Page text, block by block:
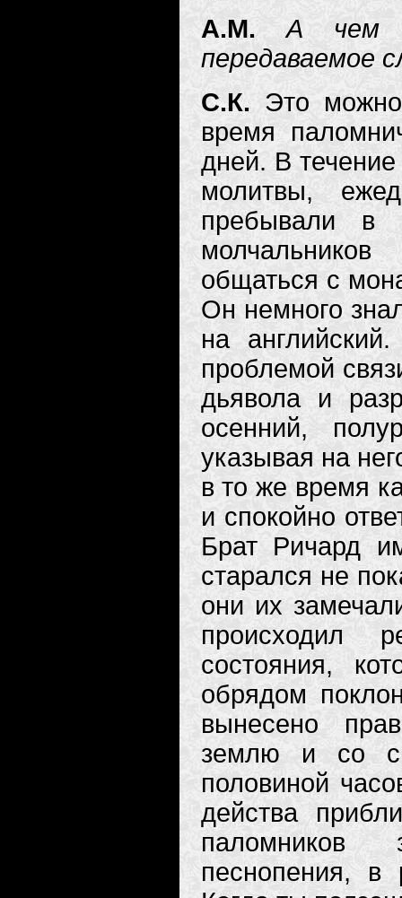
А.М.А чем
передаваемое
С.К. Это
время
дней. В
молитвы,
пребывали в
общаться с
Он немного
на
проблемой
дьявола и
осенний,
указывая на
в то же время
и спокойно
Брат Ричард
старался не
они их
происходил
состояния,
обрядом
вынесено
землю и со
половиной
действа
паломников
песнопения, в